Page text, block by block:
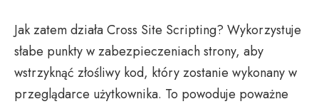
Jak zatem działa Cross Site Scripting? Wykorzystuje
słabe punkty w zabezpieczeniach strony, aby
wstrzyknąć złośliwy kod, który zostanie wykonany w
przeglądarce użytkownika. To powoduje poważne